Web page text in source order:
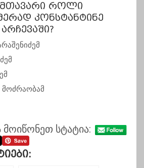
მთავარი როლი
კონსტანტინე
სტატია: